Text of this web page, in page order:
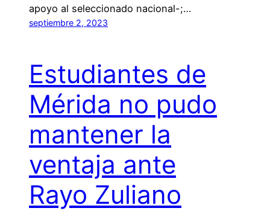
apoyo al seleccionado nacional-;…
septiembre 2, 2023
Estudiantes de
Mérida no pudo
mantener la
ventaja ante
Rayo Zuliano